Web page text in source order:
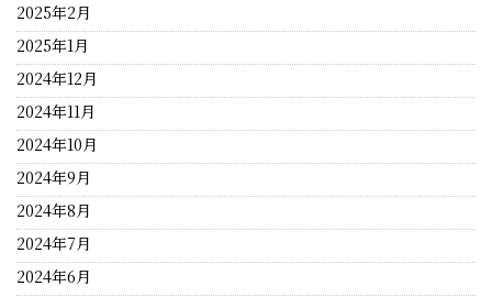
2025年2月
2025年1月
2024年12月
2024年11月
2024年10月
2024年9月
2024年8月
2024年7月
2024年6月